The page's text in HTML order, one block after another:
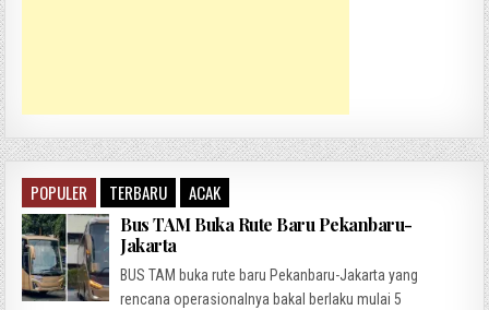
POPULER TERBARU ACAK
Bus TAM Buka Rute Baru Pekanbaru-
Jakarta
BUS TAM buka rute baru Pekanbaru-Jakarta yang
rencana operasionalnya bakal berlaku mulai 5